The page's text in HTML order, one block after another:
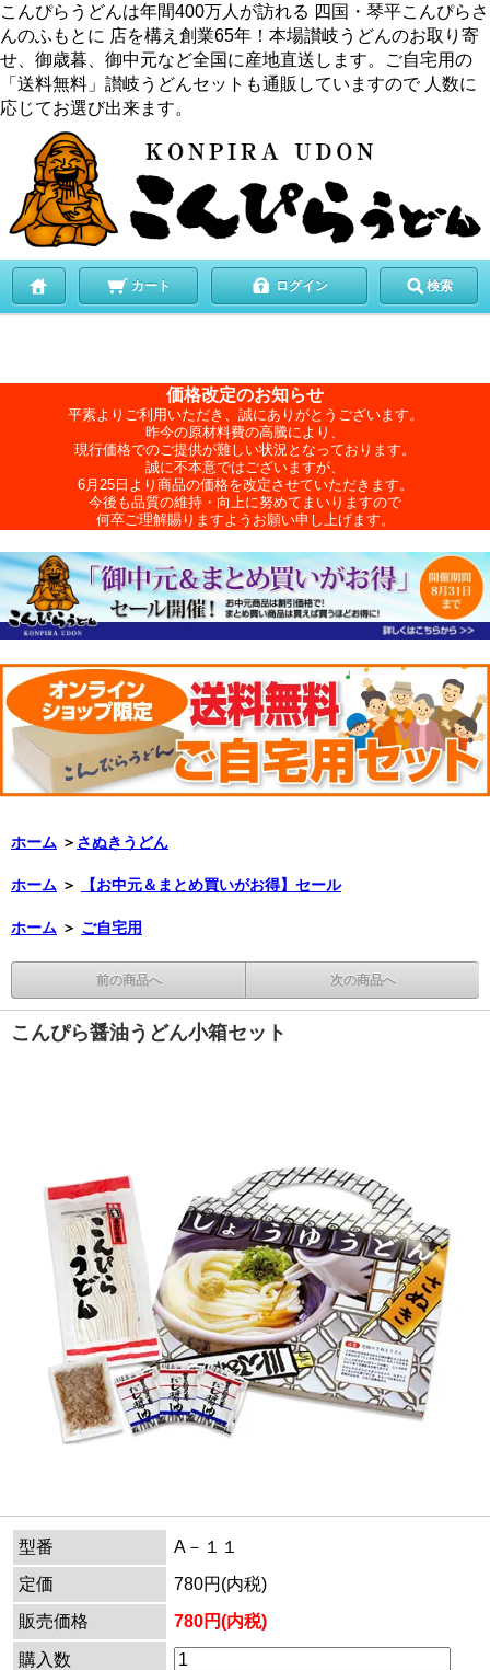
こんぴらうどんは年間400万人が訪れる 四国・琴平こんぴらさ
んのふもとに 店を構え創業65年！本場讃岐うどんのお取り寄
せ、御歳暮、御中元など全国に産地直送します。ご自宅用の
「送料無料」讃岐うどんセットも通販していますので 人数に
応じてお選び出来ます。
カート ログイン 検索
価格改定のお知らせ
平素よりご利用いただき、誠にありがとうございます。
昨今の原材料費の高騰により、
現行価格でのご提供が難しい状況となっております。
誠に不本意ではございますが、
6月25日より商品の価格を改定させていただきます。
今後も品質の維持・向上に努めてまいりますので
何卒ご理解賜りますようお願い申し上げます。
ホーム ＞ さぬきうどん
ホーム ＞ 【お中元＆まとめ買いがお得】セール
ホーム ＞ ご自宅用
前の商品へ 次の商品へ
こんぴら醤油うどん小箱セット
型番
A－１１
定価
780円(内税)
販売価格
780円(内税)
購入数